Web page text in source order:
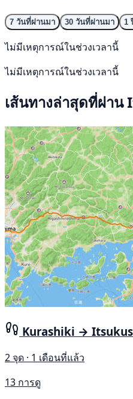
7 วันที่ผ่านมา 30 วันที่ผ่านมา 1
ไม่มีเหตุการณ์ในช่วงเวลานี้
ไม่มีเหตุการณ์ในช่วงเวลานี้
เส้นทางล่าสุดที่ผ่า
Kurashiki →
2 จุด · 1 เดือนที่แล้ว
13 การดู